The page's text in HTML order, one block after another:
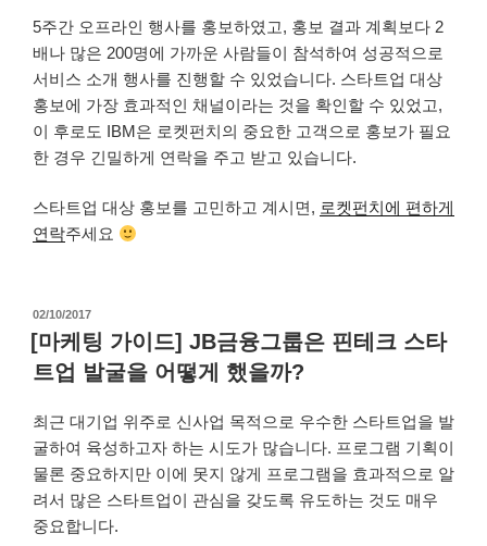
5주간 오프라인 행사를 홍보하였고, 홍보 결과 계획보다 2
배나 많은 200명에 가까운 사람들이 참석하여 성공적으로
서비스 소개 행사를 진행할 수 있었습니다. 스타트업 대상
홍보에 가장 효과적인 채널이라는 것을 확인할 수 있었고,
이 후로도 IBM은 로켓펀치의 중요한 고객으로 홍보가 필요
한 경우 긴밀하게 연락을 주고 받고 있습니다.
스타트업 대상 홍보를 고민하고 계시면, 로켓펀치에 편하게
연락주세요
작
성
일
자
02/10/2017
[마케팅 가이드] JB금융그룹은 핀테크 스타
트업 발굴을 어떻게 했을까?
최근 대기업 위주로 신사업 목적으로 우수한 스타트업을 발
굴하여 육성하고자 하는 시도가 많습니다. 프로그램 기획이
물론 중요하지만 이에 못지 않게 프로그램을 효과적으로 알
려서 많은 스타트업이 관심을 갖도록 유도하는 것도 매우
중요합니다.